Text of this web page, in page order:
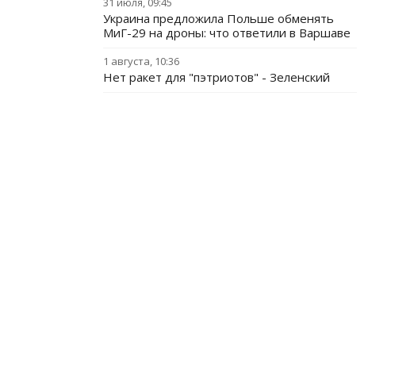
Украина предложила Польше обменять
МиГ-29 на дроны: что ответили в Варшаве
1 августа, 10:36
Нет ракет для "пэтриотов" - Зеленский